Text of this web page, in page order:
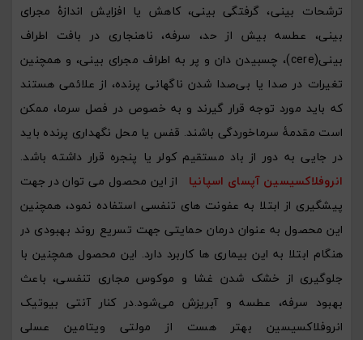
ترشحات بینی، گرفتگی بینی، کاهش یا افزایش اندازۀ مجرای
بینی، عطسه بیش از حد، سرفه، ناهنجاری در بافت اطراف
بینی(cere)، چسبیدن دان و پر به اطراف مجرای بینی، و همچنین
تغیرات در صدا یا بی‌صدا شدن ناگهانی پرنده، از علائمی هستند
که باید مورد توجه قرار گیرند و به خصوص در فصل سرما، ممکن
است مقدمۀ سرماخوردگی باشند. قفس یا محل نگهداری پرنده باید
در جایی به دور از باد مستقیم کولر یا پنجره قرار داشته باشد.
انروفلاکسیسین آپسای اسپانیا
از این محصول می توان در جهت
پیشگیری از ابتلا به عفونت های تنفسی استفاده نمود، همچنین
این محصول به عنوان درمان حمایتی جهت تسریع روند بهبودی در
هنگام ابتلا به این بیماری ها کاربرد دارد. این محصول همچنین با
جلوگیری از خشک شدن غشا و موکوس مجاری تنفسی، باعث
بهبود سرفه، عطسه و آبریزش می‌شود.در کنار آنتی بیوتیک
انروفلاکسیسین بهتر هست از مولتی ویتامین عسلی